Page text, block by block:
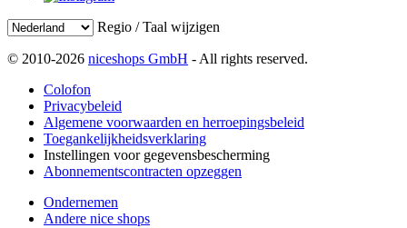
Regio / Taal wijzigen
© 2010-2026 niceshops GmbH - All rights reserved.
Colofon
Privacybeleid
Algemene voorwaarden en herroepingsbeleid
Toegankelijkheidsverklaring
Instellingen voor gegevensbescherming
Abonnementscontracten opzeggen
Ondernemen
Andere nice shops